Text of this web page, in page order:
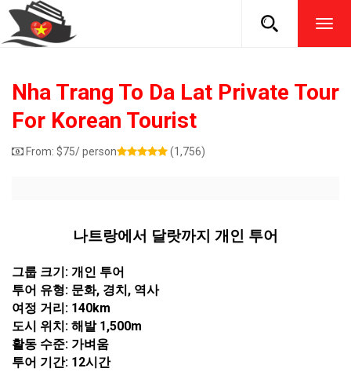
Nha Trang To Da Lat Private Tour
For Korean Tourist
From: $75/ person (1,756)
나트랑에서 달랏까지 개인 투어
그룹 크기: 개인 투어
투어 유형: 문화, 경치, 역사
여정 거리: 140km
도시 위치: 해발 1,500m
활동 수준: 가벼움
투어 기간: 12시간